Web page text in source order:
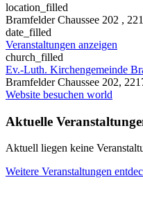
location_filled
Bramfelder Chaussee 202 ,
date_filled
Veranstaltungen anzeigen
church_filled
Ev.-Luth. Kirchengemeinde
Bramfelder Chaussee 202,
Website besuchen world
Aktuelle
Aktuell liegen keine
Weitere Veranstaltungen